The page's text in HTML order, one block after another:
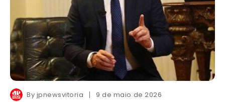
By jpnewsvitoria 9 de maio de 2026